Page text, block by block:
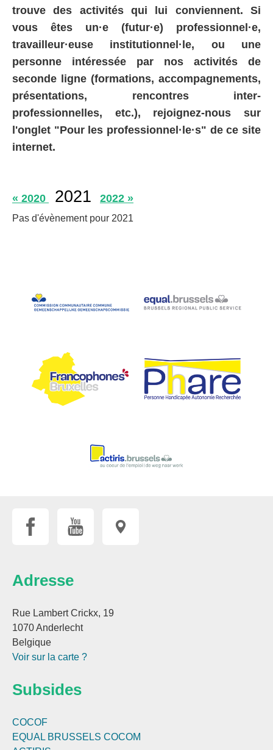
trouve des activités qui lui conviennent. Si
vous êtes un·e (futur·e) professionnel·e,
travailleur·euse institutionnel·le, ou une
personne intéressée par nos activités de
seconde ligne (formations, accompagnements,
présentations, rencontres inter-
professionnelles, etc.), rejoignez-nous sur
l'onglet "Pour les professionnel·le·s" de ce site
internet.
« 2020 2021 2022 »
Pas d'évènement pour 2021
Adresse
Rue Lambert Crickx, 19
1070 Anderlecht
Belgique
Voir sur la carte ?
Subsides
COCOF
EQUAL BRUSSELS COCOM